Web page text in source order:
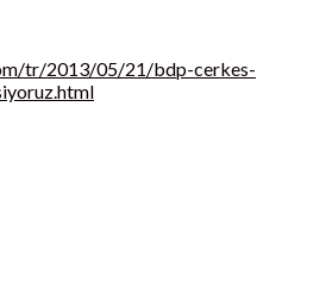
tr/2013/05/21/bdp-cerkes-